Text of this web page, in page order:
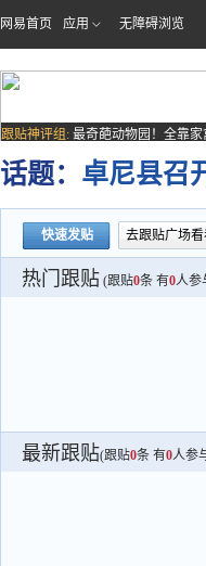
网易首页 应用 无障碍浏览
跟贴神评组: 最奇葩动物园！全靠家
场子
话题： 卓尼县召
快速发贴 去跟贴广场看
热门跟贴 (跟贴0条 有0人参
最新跟贴(跟贴0条 有0人参